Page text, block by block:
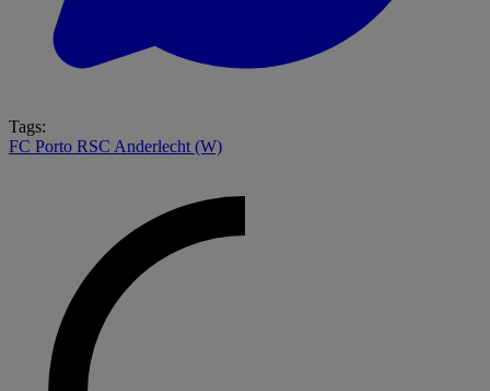
Tags:
FC Porto RSC Anderlecht (W)